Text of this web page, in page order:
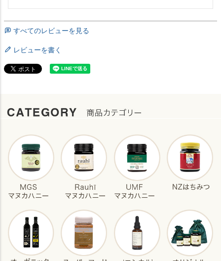
すべてのレビューを見る
レビューを書く